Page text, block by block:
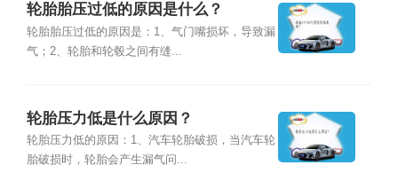
轮胎胎压过低的原因是什么？
轮胎胎压过低的原因是：1、气门嘴损坏，导致漏
气；2、轮胎和轮毂之间有缝...
轮胎压力低是什么原因？
轮胎压力低的原因：1、汽车轮胎破损，当汽车轮
胎破损时，轮胎会产生漏气问...